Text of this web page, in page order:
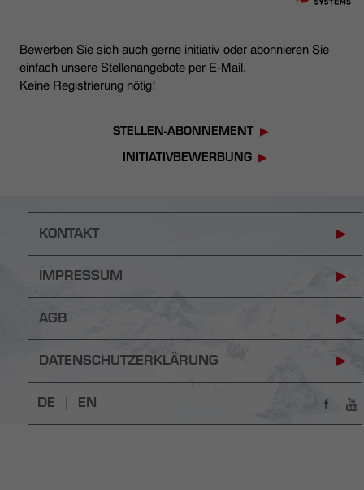
Bewerben Sie sich auch gerne initiativ oder abonnieren Sie
einfach unsere Stellenangebote per E-Mail.
Keine Registrierung nötig!
STELLEN-ABONNEMENT
INITIATIVBEWERBUNG
KONTAKT
IMPRESSUM
AGB
DATENSCHUTZERKLÄRUNG
DE | EN